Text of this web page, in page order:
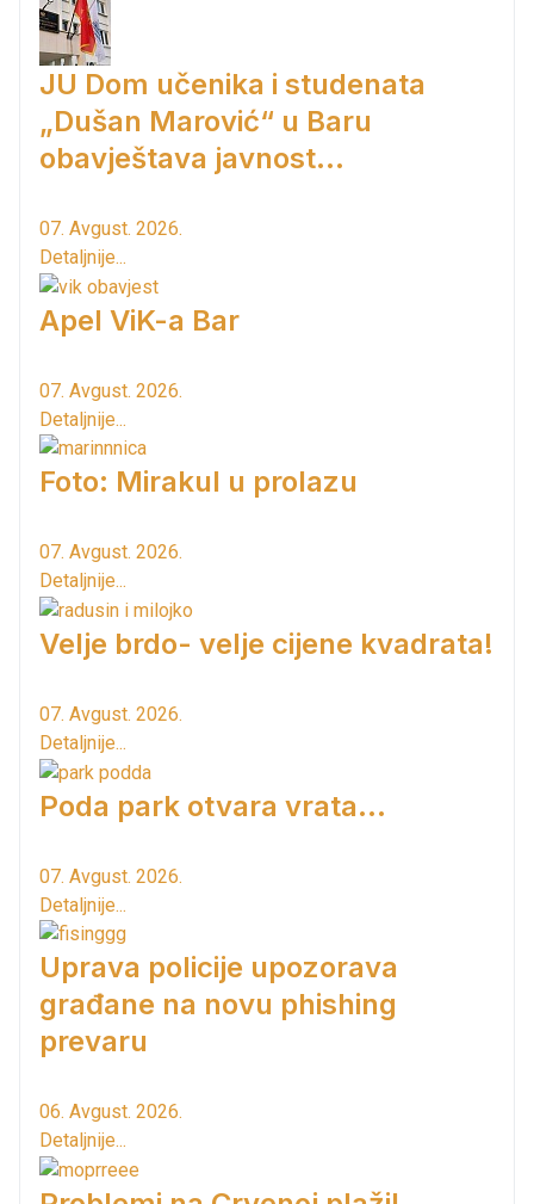
JU Dom učenika i studenata
„Dušan Marović“ u Baru
obavještava javnost...
07. Avgust. 2026.
Detaljnije...
Apel ViK-a Bar
07. Avgust. 2026.
Detaljnije...
Foto: Mirakul u prolazu
07. Avgust. 2026.
Detaljnije...
Velje brdo- velje cijene kvadrata!
07. Avgust. 2026.
Detaljnije...
Poda park otvara vrata...
07. Avgust. 2026.
Detaljnije...
Uprava policije upozorava
građane na novu phishing
prevaru
06. Avgust. 2026.
Detaljnije...